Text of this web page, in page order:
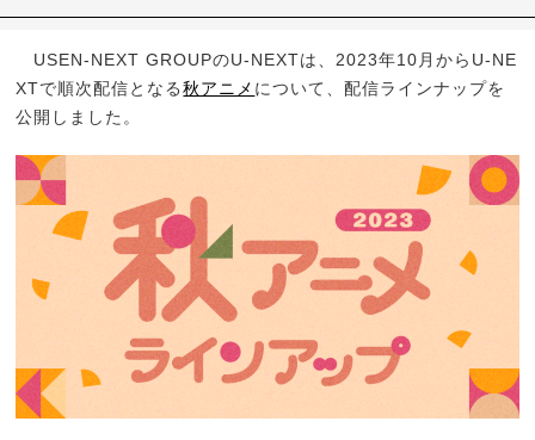
USEN-NEXT GROUPのU-NEXTは、2023年10月からU-NE
XTで順次配信となる秋アニメ について、配信ラインナップを
公開しました。